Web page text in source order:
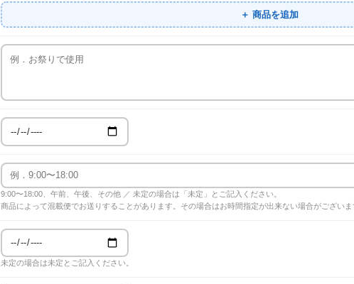
＋ 商品を追加
9:00〜18:00、午前、午後、その他 ／ 未定の場合は「未定」とご記入ください。
商品によって混載便でお送りすることがあります。その場合はお時間指定が出来ない場合がございま
未定の場合は未定とご記入ください。